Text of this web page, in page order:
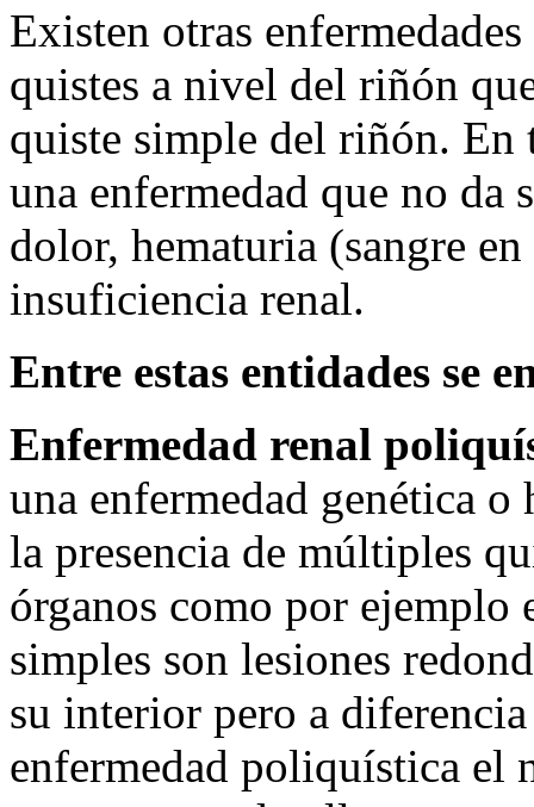
Existen otras
quistes a nivel del riñón
quiste simple del riñón. En
una enfermedad que no da
dolor, hematuria (sangre
insuficiencia renal.
Entre estas entidades se
Enfermedad renal
una enfermedad genética o
la presencia de múltiples
órganos como por ejemplo
simples son lesiones
su interior pero a
enfermedad poliquística el